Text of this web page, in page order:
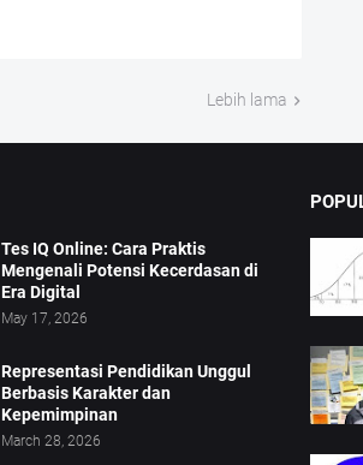
Lebih lama
Tes IQ Online: Cara Praktis
Mengenali Potensi Kecerdasan di
Era Digital
May 17, 2026
Representasi Pendidikan Unggul
Berbasis Karakter dan
Kepemimpinan
March 28, 2026